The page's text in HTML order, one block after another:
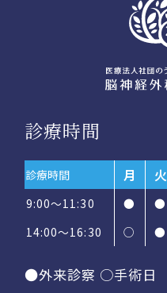
診療時間
診療時間 月 火
9:00～11:30 ● ●
14:00〜16:30
○ ●
●外来診察 ○手術日